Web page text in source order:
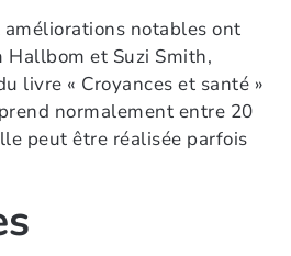
améliorations notables ont
Hallbom et Suzi Smith,
livre « Croyances et santé »
normalement entre 20
peut être réalisée parfois